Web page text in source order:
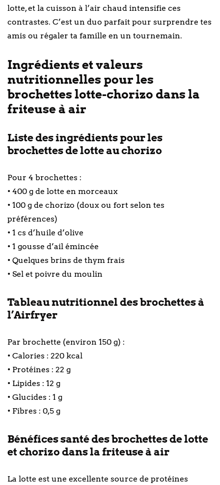
lotte, et la cuisson à l’air chaud intensifie ces
contrastes. C’est un duo parfait pour surprendre tes
amis ou régaler ta famille en un tournemain.
Ingrédients et valeurs
nutritionnelles pour les
brochettes lotte-chorizo dans la
friteuse à air
Liste des ingrédients pour les
brochettes de lotte au chorizo
Pour 4 brochettes :
• 400 g de lotte en morceaux
• 100 g de chorizo (doux ou fort selon tes
préférences)
• 1 cs d’huile d’olive
• 1 gousse d’ail émincée
• Quelques brins de thym frais
• Sel et poivre du moulin
Tableau nutritionnel des brochettes à
l’Airfryer
Par brochette (environ 150 g) :
• Calories : 220 kcal
• Protéines : 22 g
• Lipides : 12 g
• Glucides : 1 g
• Fibres : 0,5 g
Bénéfices santé des brochettes de lotte
et chorizo dans la friteuse à air
La lotte est une excellente source de protéines